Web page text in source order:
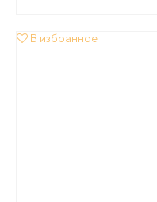
В избранное